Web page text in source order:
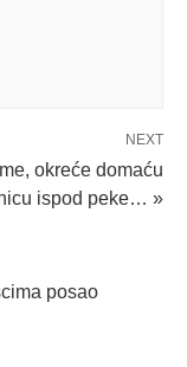
NEXT
okreće domaću
ispod peke… »
posao